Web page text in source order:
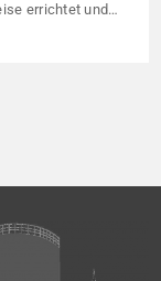
errichtet und